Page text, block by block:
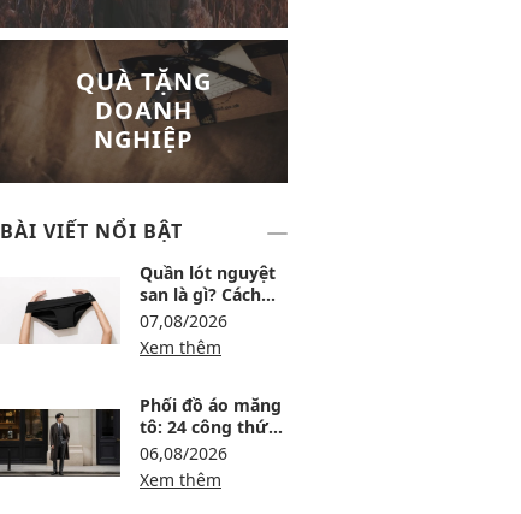
QUÀ TẶNG
DOANH
NGHIỆP
BÀI VIẾT NỔI BẬT
Quần lót nguyệt
san là gì? Cách
dùng, ưu nhược
điểm và lưu ý khi
chọn
07,08/2026
Xem thêm
Phối đồ áo măng
tô: 24 công thức
sang, ấm và
không bị nuốt
dáng
06,08/2026
Xem thêm